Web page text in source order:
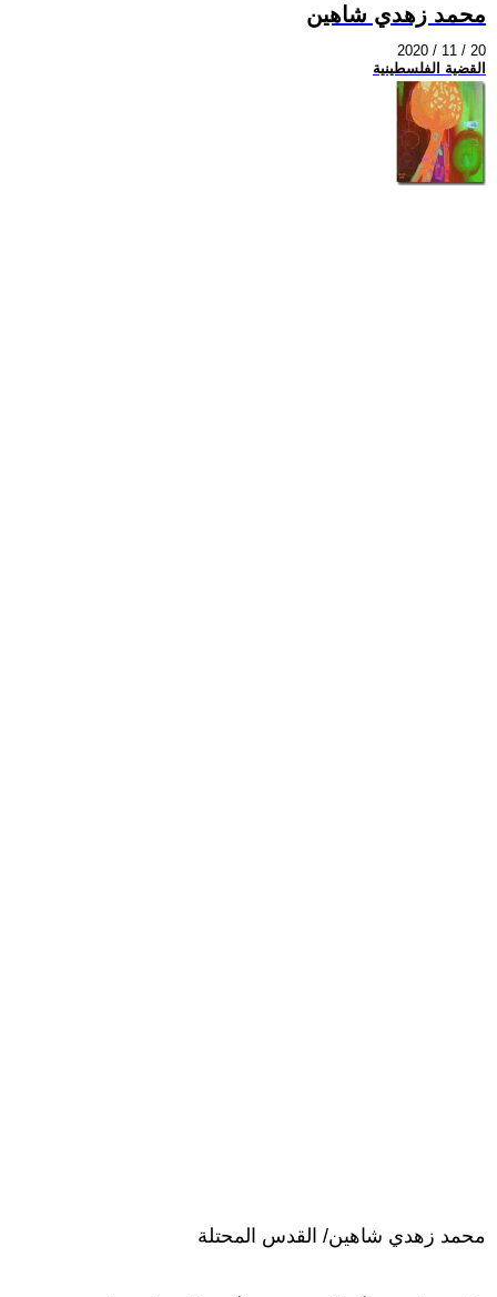
محمد زهدي شاهين
2020 / 11 / 20
القضية الفلسطينية
محمد زهدي شاهين/ القدس المحتلة